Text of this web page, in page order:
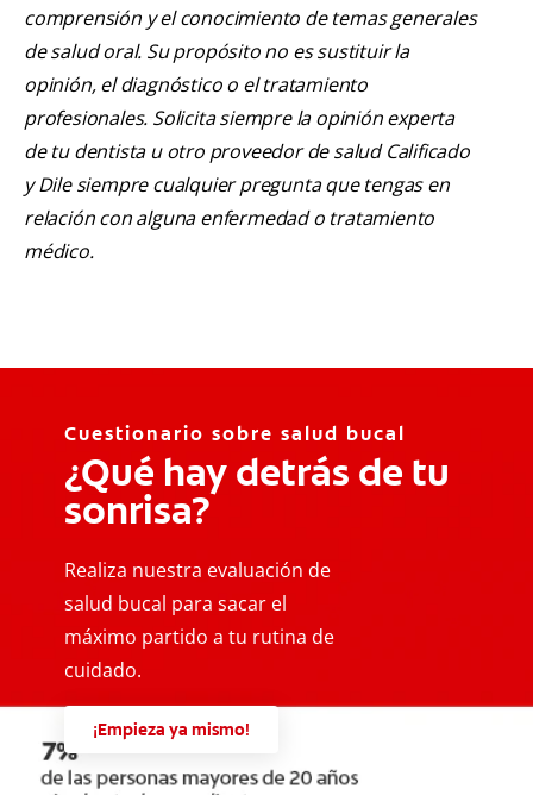
comprensión y el conocimiento de temas generales
de salud oral. Su propósito no es sustituir la
opinión, el diagnóstico o el tratamiento
profesionales. Solicita siempre la opinión experta
de tu dentista u otro proveedor de salud Calificado
y Dile siempre cualquier pregunta que tengas en
relación con alguna enfermedad o tratamiento
médico.
Cuestionario sobre salud bucal
¿Qué hay detrás de tu
sonrisa?
Realiza nuestra evaluación de
salud bucal para sacar el
máximo partido a tu rutina de
cuidado.
¡Empieza ya mismo!